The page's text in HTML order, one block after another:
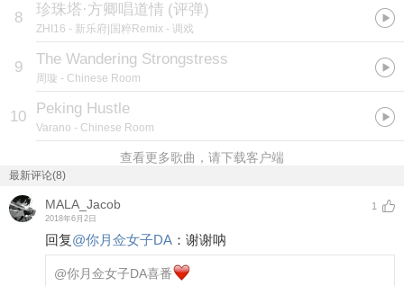
8 珍珠塔·方卿唱道情 (评弹)
ZHI16 - 新乐府|国粹Remix - 调戏
9 The Wandering Strongstress
周璇 - Chinese Room
10 Peking Hustle
Varano - Chinese Room
查看更多歌曲，请下载客户端
最新评论(8)
MALA_Jacob
2018年6月2日
1
回复@你月佥女子DA ： 谢谢呐
@你月佥女子DA喜番